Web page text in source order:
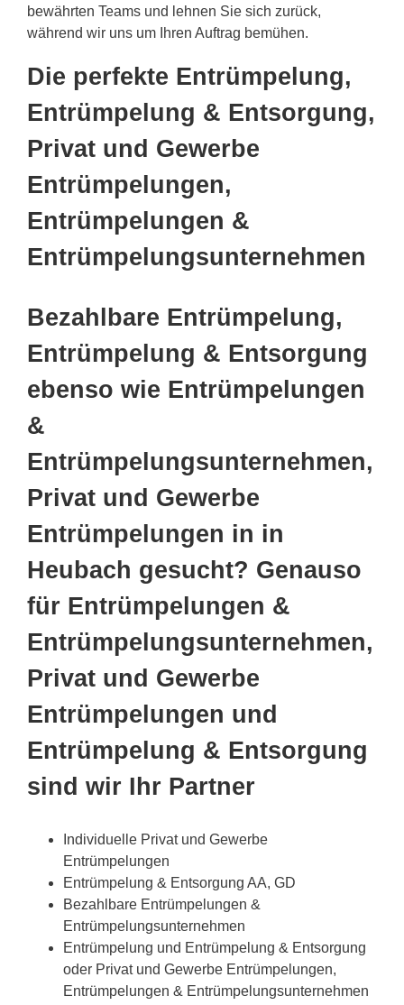
bewährten Teams und lehnen Sie sich zurück,
während wir uns um Ihren Auftrag bemühen.
Die perfekte Entrümpelung,
Entrümpelung & Entsorgung,
Privat und Gewerbe
Entrümpelungen,
Entrümpelungen &
Entrümpelungsunternehmen
Bezahlbare Entrümpelung,
Entrümpelung & Entsorgung
ebenso wie Entrümpelungen
&
Entrümpelungsunternehmen,
Privat und Gewerbe
Entrümpelungen in in
Heubach gesucht? Genauso
für Entrümpelungen &
Entrümpelungsunternehmen,
Privat und Gewerbe
Entrümpelungen und
Entrümpelung & Entsorgung
sind wir Ihr Partner
Individuelle Privat und Gewerbe
Entrümpelungen
Entrümpelung & Entsorgung AA, GD
Bezahlbare Entrümpelungen &
Entrümpelungsunternehmen
Entrümpelung und Entrümpelung & Entsorgung
oder Privat und Gewerbe Entrümpelungen,
Entrümpelungen & Entrümpelungsunternehmen